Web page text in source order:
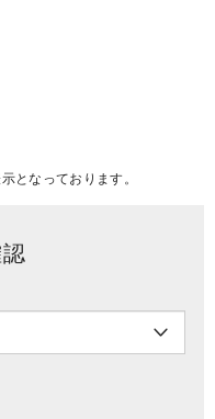
となっております。